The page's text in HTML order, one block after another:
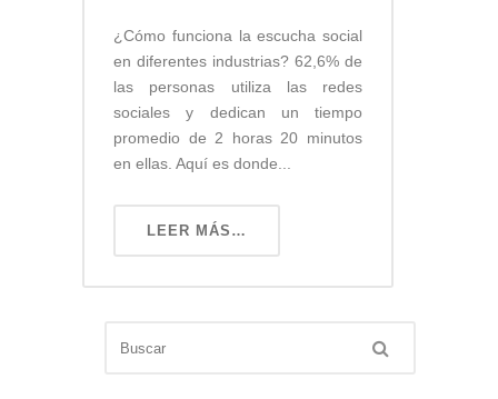
¿Cómo funciona la escucha social
en diferentes industrias? 62,6% de
las personas utiliza las redes
sociales y dedican un tiempo
promedio de 2 horas 20 minutos
en ellas. Aquí es donde...
LEER MÁS…